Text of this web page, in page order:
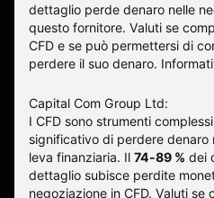
dettaglio perde denaro nelle
questo fornitore. Valuti se
CFD e se può permettersi di
perdere il suo denaro.
Capital Com Group Ltd:
I CFD sono strumenti
significativo di perdere denaro
leva finanziaria. Il 74-89 % dei
dettaglio subisce perdite
negoziazione in CFD. Valuti se